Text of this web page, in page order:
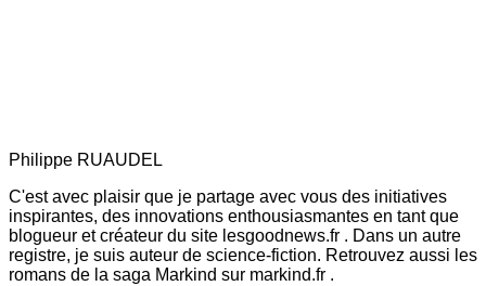
Philippe RUAUDEL
C'est avec plaisir que je partage avec vous des initiatives
inspirantes, des innovations enthousiasmantes en tant que
blogueur et créateur du site lesgoodnews.fr . Dans un autre
registre, je suis auteur de science-fiction. Retrouvez aussi les
romans de la saga Markind sur markind.fr .